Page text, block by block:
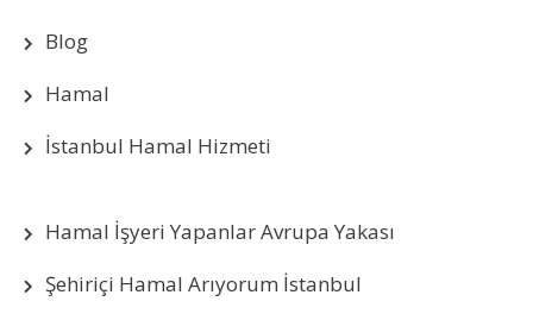
Blog
Hamal
İstanbul Hamal Hizmeti
Hamal İşyeri Yapanlar Avrupa Yakası
Şehiriçi Hamal Arıyorum İstanbul